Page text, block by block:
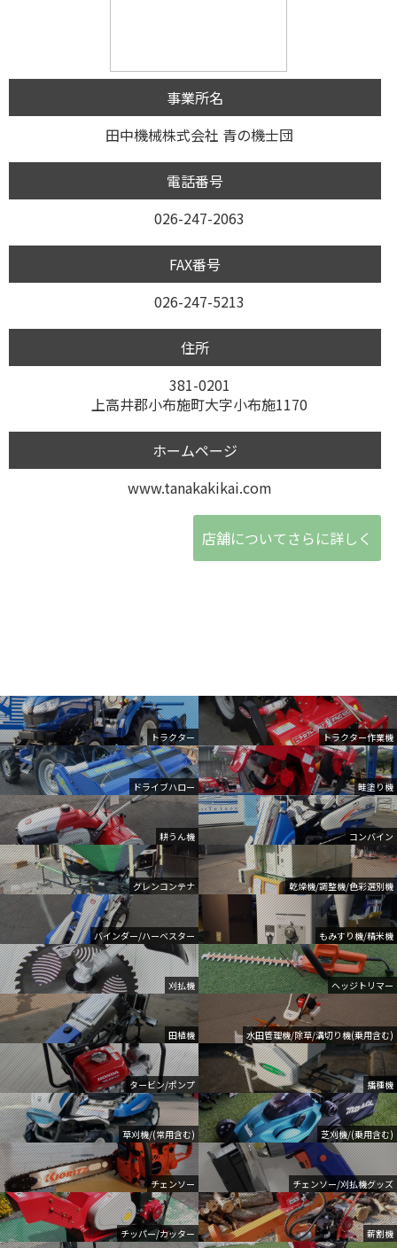
トラクター トラクター作業機
ドライブハロー 畦塗り機
耕うん機 コンバイン
グレンコンテナ 乾燥機/調整機/色彩選別機
バインダー/ハーベスター もみすり機/精米機
刈払機 ヘッジトリマー
田植機 水田管理機/除草/溝切り機(乗用含む)
タービン/ポンプ 播種機
草刈機/(常用含む) 芝刈機/(乗用含む)
チェンソー チェンソー/刈払機グッズ
チッパー/カッター 薪割機
事業所名
田中機械株式会社 青の機士団
電話番号
026-247-2063
FAX番号
026-247-5213
住所
381-0201
上高井郡小布施町大字小布施1170
ホームページ
www.tanakakikai.com
店舗についてさらに詳しく